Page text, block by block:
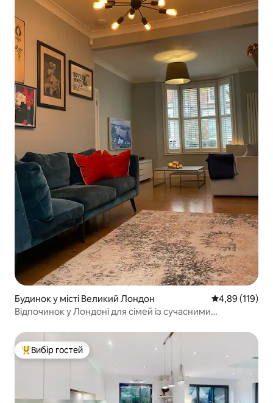
Будинок у місті Великий Лондон Середня
4,89 (119)
Відпочинок у Лондоні для сімей із сучасними
Топ вибір гостей
Вибір гостей